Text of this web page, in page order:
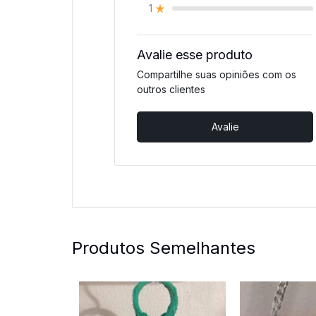
1
Avalie esse produto
Compartilhe suas opiniões com os
outros clientes
Avalie
Produtos Semelhantes